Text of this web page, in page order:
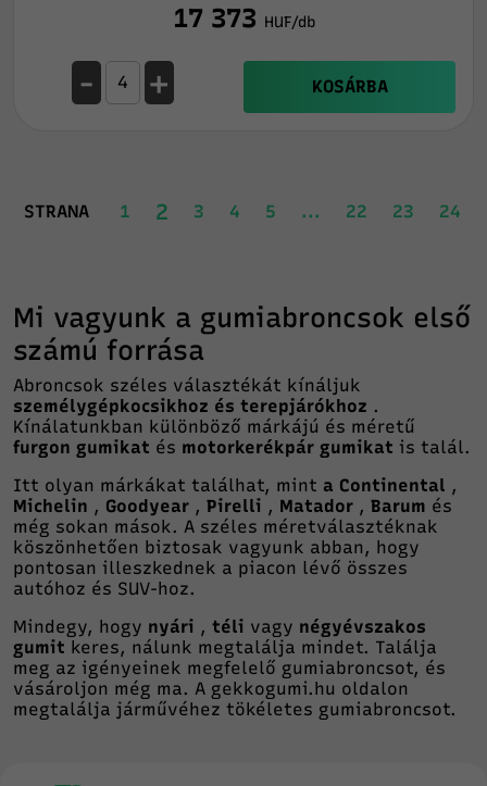
17 373 HUF/db
- + KOSÁRBA
STRANA 1 2 3 4 5 ... 22 23 24
Mi vagyunk a gumiabroncsok első
számú forrása
Abroncsok széles választékát kínáljuk
személygépkocsikhoz és terepjárókhoz .
Kínálatunkban különböző márkájú és méretű
furgon gumikat és motorkerékpár gumikat is talál.
Itt olyan márkákat találhat, mint a Continental ,
Michelin , Goodyear , Pirelli , Matador , Barum és
még sokan mások. A széles méretválasztéknak
köszönhetően biztosak vagyunk abban, hogy
pontosan illeszkednek a piacon lévő összes
autóhoz és SUV-hoz.
Mindegy, hogy nyári , téli vagy négyévszakos
gumit keres, nálunk megtalálja mindet. Találja
meg az igényeinek megfelelő gumiabroncsot, és
vásároljon még ma. A gekkogumi.hu oldalon
megtalálja járművéhez tökéletes gumiabroncsot.